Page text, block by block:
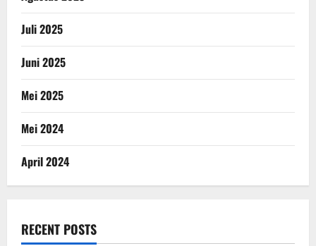
Juli 2025
Juni 2025
Mei 2025
Mei 2024
April 2024
RECENT POSTS